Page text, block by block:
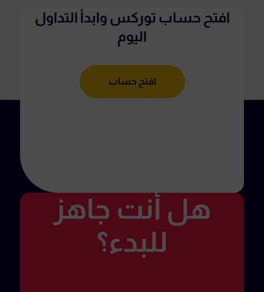
هل أنت جاهز
للبدء؟
افتح حساب توركس وابدأ التداول
اليوم
افتح حساب